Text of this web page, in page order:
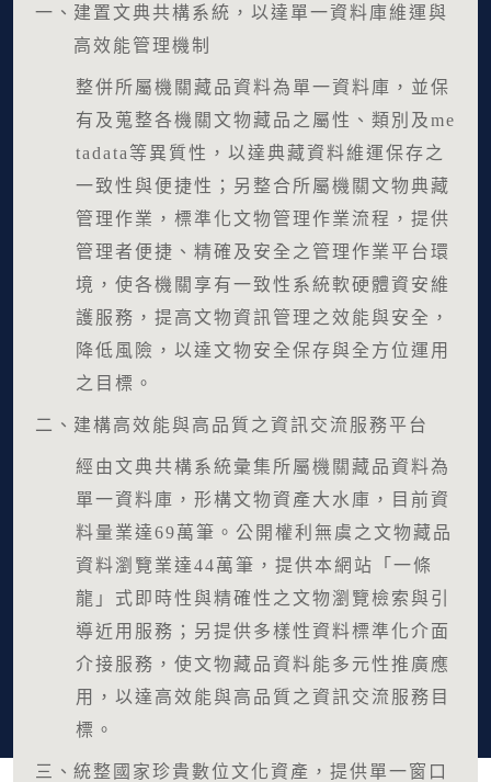
一、 建置文典共構系統，以達單一資料庫維運與
高效能管理機制
整併所屬機關藏品資料為單一資料庫，並保
有及蒐整各機關文物藏品之屬性、類別及me
tadata等異質性，以達典藏資料維運保存之
一致性與便捷性；另整合所屬機關文物典藏
管理作業，標準化文物管理作業流程，提供
管理者便捷、精確及安全之管理作業平台環
境，使各機關享有一致性系統軟硬體資安維
護服務，提高文物資訊管理之效能與安全，
降低風險，以達文物安全保存與全方位運用
之目標。
二、 建構高效能與高品質之資訊交流服務平台
經由文典共構系統彙集所屬機關藏品資料為
單一資料庫，形構文物資產大水庫，目前資
料量業達69萬筆。公開權利無虞之文物藏品
資料瀏覽業達44萬筆，提供本網站「一條
龍」式即時性與精確性之文物瀏覽檢索與引
導近用服務；另提供多樣性資料標準化介面
介接服務，使文物藏品資料能多元性推廣應
用，以達高效能與高品質之資訊交流服務目
標。
三、統整國家珍貴數位文化資產，提供單一窗口